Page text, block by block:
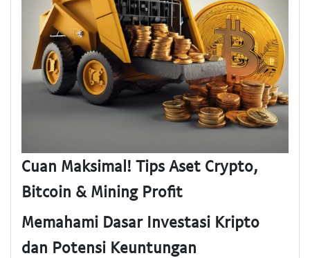
Cuan Maksimal! Tips Aset Crypto,
Bitcoin & Mining Profit
Memahami Dasar Investasi Kripto
dan Potensi Keuntungan